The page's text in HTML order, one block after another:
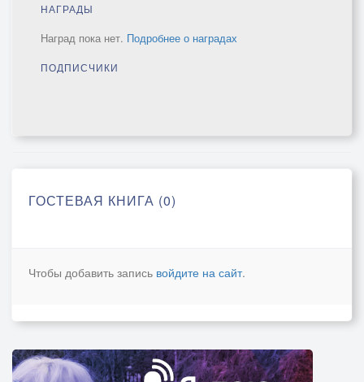
НАГРАДЫ
Наград пока нет. Подробнее о наградах
ПОДПИСЧИКИ
ГОСТЕВАЯ КНИГА (0)
Чтобы добавить запись войдите на сайт.